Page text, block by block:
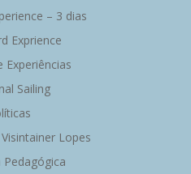
– 3 dias
Exprience
Experiências
Sailing
Lopes